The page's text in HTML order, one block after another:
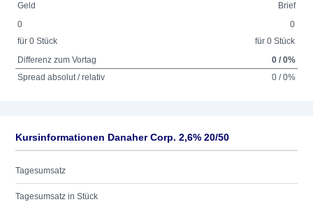
Geld
Brief
0
für 0 Stück
0
für 0 Stück
Differenz zum Vortag
0 / 0%
Spread absolut / relativ
0 / 0%
Kursinformationen Danaher Corp. 2,6% 20/50
Tagesumsatz
Tagesumsatz in Stück